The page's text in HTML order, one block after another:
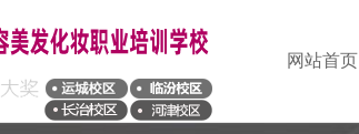
网站首页